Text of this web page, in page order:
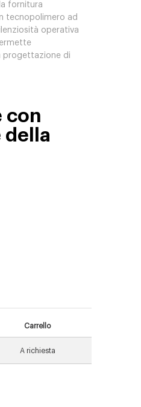
fornitura
tecnopolimero ad
operativa
progettazione di
con
della
Carrello
A richiesta